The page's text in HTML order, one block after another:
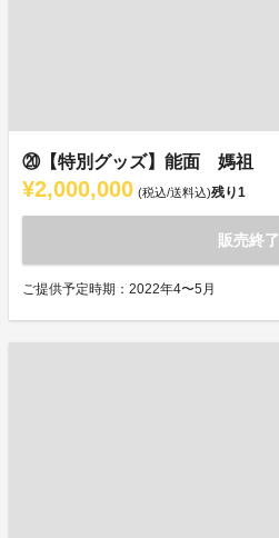
⑳【特別グッズ】能面 媽祖
¥2,000,000 (税込/送料込)残り1
販売終了
ご提供予定時期：2022年4〜5月